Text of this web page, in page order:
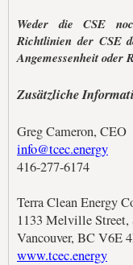
Weder die CSE
Richtlinien der CSE
Angemessenheit oder
Zusätzliche
Greg Cameron, CEO
info@tcec.energy
416-277-6174
Terra Clean Energy
1133 Melville Street,
Vancouver, BC V6E
www.tcec.energy